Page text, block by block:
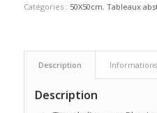
Catégories : 50X50cm, Tableaux
Description
Description